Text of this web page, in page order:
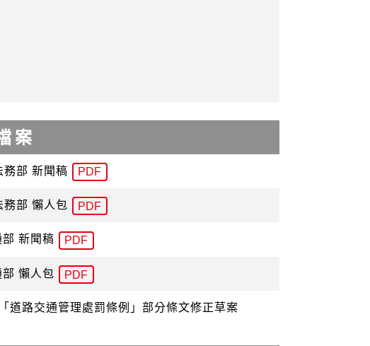
案
務部 新聞稿 PDF
務部 懶人包 PDF
新聞稿 PDF
懶人包 PDF
道路交通管理處罰條例」部分條文修正草案